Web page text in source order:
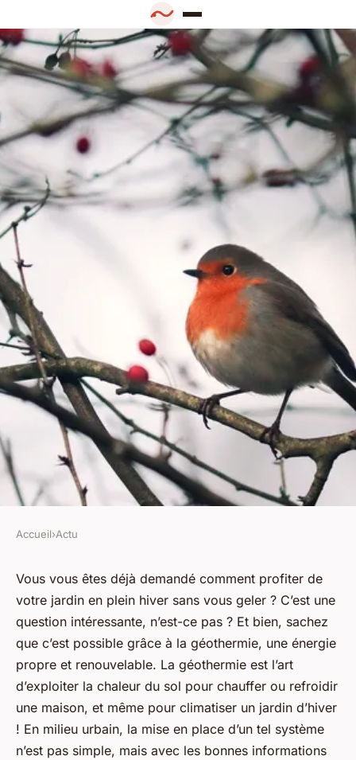
Comment installer un système
de récupération de chaleur du
sol pour un jardin d'hiver en
milieu urbain ?
•
Accueil›Actu
Vous vous êtes déjà demandé comment profiter de
votre jardin en plein hiver sans vous geler ? C’est une
question intéressante, n’est-ce pas ? Et bien, sachez
que c’est possible grâce à la géothermie, une énergie
propre et renouvelable. La géothermie est l’art
d’exploiter la chaleur du sol pour chauffer ou refroidir
une maison, et même pour climatiser un jardin d’hiver
! En milieu urbain, la mise en place d’un tel système
n’est pas simple, mais avec les bonnes informations